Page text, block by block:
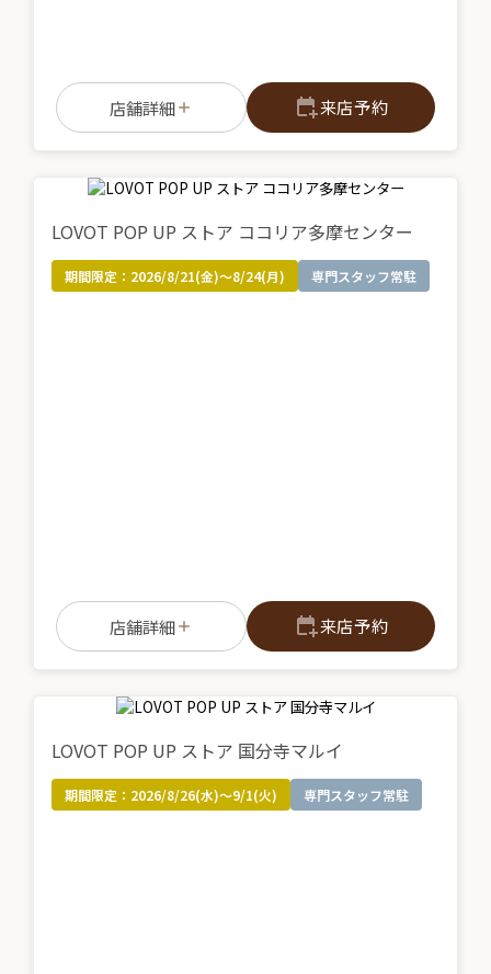
店舗詳細 来店予約
LOVOT POP UP ストア ココリア多摩センター
期間限定： 2026/8/21(金)～8/24(月) 専門スタッフ常駐
店舗詳細 来店予約
LOVOT POP UP ストア 国分寺マルイ
期間限定： 2026/8/26(水)～9/1(火) 専門スタッフ常駐